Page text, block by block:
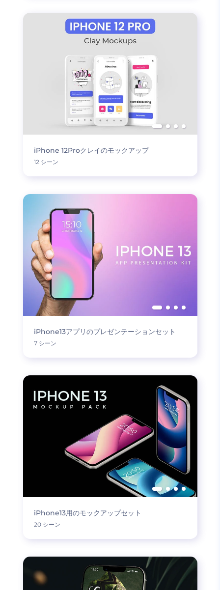
iPhone 12Proクレイのモックアップ
12 シーン
iPhone13アプリのプレゼンテーションセット
7 シーン
iPhone13用のモックアップセット
20 シーン